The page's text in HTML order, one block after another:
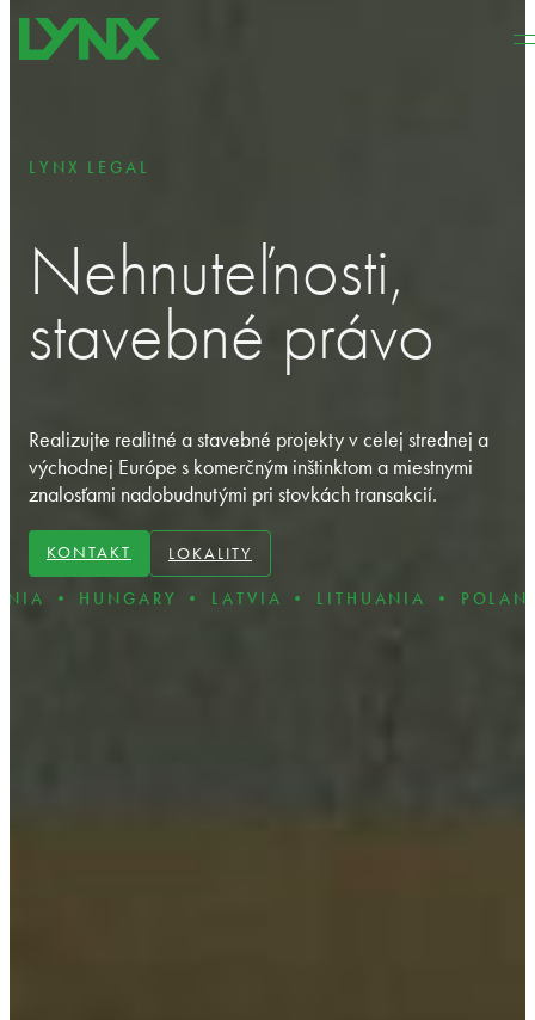
Preskočiť na hlavný obsah
LYNX LEGAL
Nehnuteľnosti,
stavebné právo
Realizujte realitné a stavebné projekty v celej strednej a
východnej Európe s komerčným inštinktom a miestnymi
znalosťami nadobudnutými pri stovkách transakcií.
KONTAKT LOKALITY
• LATVIA • LITHUANIA • POLAND •